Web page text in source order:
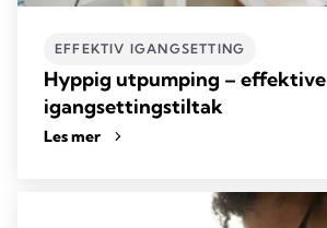
EFFEKTIV IGANGSETTING
Hyppig utpumping – effektive
igangsettingstiltak
Les mer